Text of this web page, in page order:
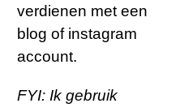
verdienen met een
blog of instagram
account.
FYI: Ik gebruik